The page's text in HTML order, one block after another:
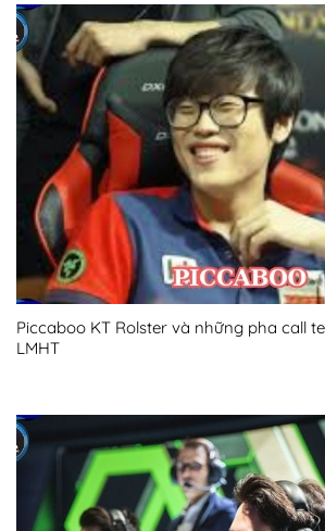
Piccaboo KT Rolster và những pha call
LMHT